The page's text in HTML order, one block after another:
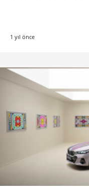
1 yıl önce